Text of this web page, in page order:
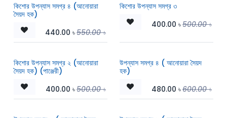
কিশোর উপন্যাস সমগ্র ৪ (আনোয়ারা
সৈয়দ হক)
440.00 ৳550.00৳
কিশোর উপন্যাস সমগ্র ৩
400.00 ৳500.00৳
কিশোর উপন্যাস সমগ্র ২ (আনোয়ারা
সৈয়দ হক) (পাঞ্জেরী)
400.00 ৳500.00৳
উপন্যাস সমগ্র ৪ ( আনোয়ারা সৈয়দ
হক)
480.00 ৳600.00৳